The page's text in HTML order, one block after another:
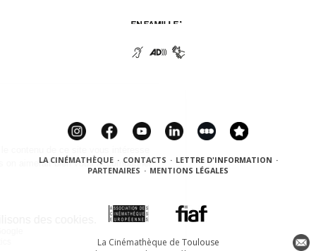
LA CINÉMATHÈQUE · CONTACTS · LETTRE D'INFORMATION ·
PARTENAIRES · MENTIONS LÉGALES
La Cinémathèque de Toulouse